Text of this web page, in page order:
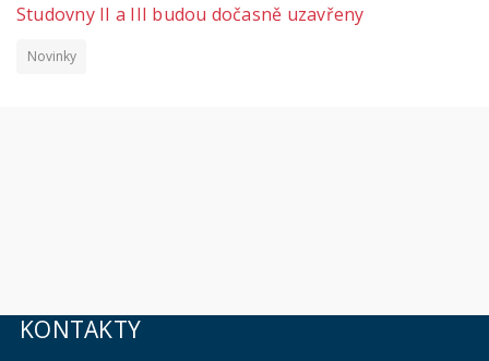
Studovny II a III budou dočasně uzavřeny
Novinky
KONTAKTY